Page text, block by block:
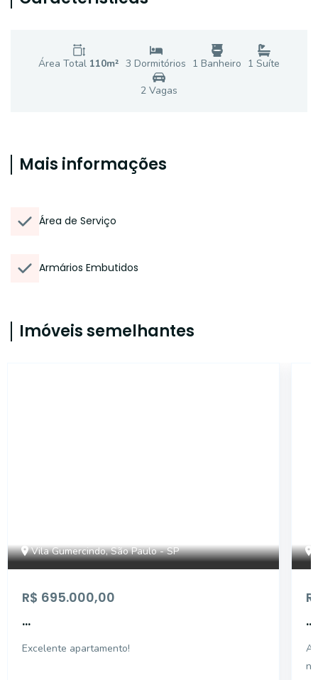
Área Total 110m² 3 Dormitórios 1 Banheiro 1 Suíte
2 Vagas
Mais informações
Área de Serviço
Armários Embutidos
Imóveis semelhantes
Vila Gumercindo, São Paulo - SP
R$ 695.000,00
...
Excelente apartamento!
...